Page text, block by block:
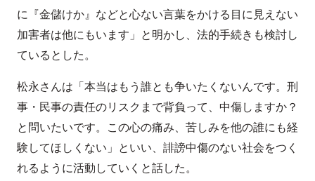
に『金儲けか』などと心ない言葉をかける目に見えない
加害者は他にもいます」と明かし、法的手続きも検討し
ているとした。
松永さんは「本当はもう誰とも争いたくないんです。刑
事・民事の責任のリスクまで背負って、中傷しますか？
と問いたいです。この心の痛み、苦しみを他の誰にも経
験してほしくない」といい、誹謗中傷のない社会をつく
れるように活動していくと話した。